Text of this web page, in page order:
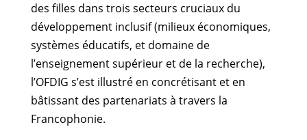
des filles dans trois secteurs cruciaux du
développement inclusif (milieux économiques,
systèmes éducatifs, et domaine de
l’enseignement supérieur et de la recherche),
l’OFDIG s’est illustré en concrétisant et en
bâtissant des partenariats à travers la
Francophonie.